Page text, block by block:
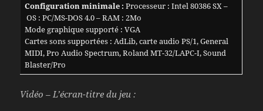
Configuration minimale : Processeur : Intel 80386 SX –
OS : PC/MS-DOS 4.0 – RAM : 2Mo
Mode graphique supporté : VGA
Cartes sons supportées : AdLib, carte audio PS/1, General
MIDI, Pro Audio Spectrum, Roland MT-32/LAPC-I, Sound
Blaster/Pro
Vidéo – L’écran-titre du jeu :